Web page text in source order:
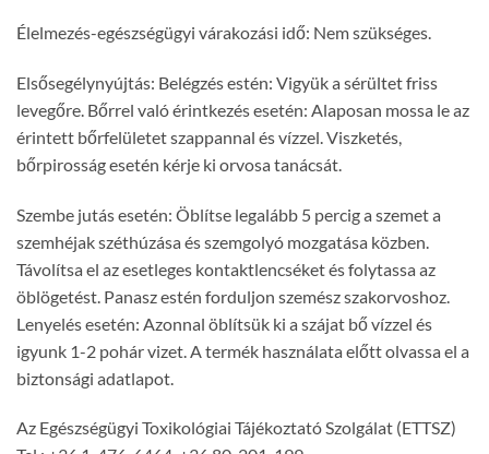
Élelmezés-egészségügyi várakozási idő: Nem szükséges.
Elsősegélynyújtás: Belégzés estén: Vigyük a sérültet friss
levegőre. Bőrrel való érintkezés esetén: Alaposan mossa le az
érintett bőrfelületet szappannal és vízzel. Viszketés,
bőrpirosság esetén kérje ki orvosa tanácsát.
Szembe jutás esetén: Öblítse legalább 5 percig a szemet a
szemhéjak széthúzása és szemgolyó mozgatása közben.
Távolítsa el az esetleges kontaktlencséket és folytassa az
öblögetést. Panasz estén forduljon szemész szakorvoshoz.
Lenyelés esetén: Azonnal öblítsük ki a szájat bő vízzel és
igyunk 1-2 pohár vizet. A termék használata előtt olvassa el a
biztonsági adatlapot.
Az Egészségügyi Toxikológiai Tájékoztató Szolgálat (ETTSZ)